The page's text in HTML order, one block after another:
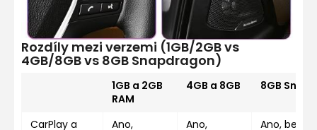
Rozdíly mezi verzemi (1GB/2GB vs
4GB/8GB vs 8GB Snapdragon)
1GB a 2GB
RAM
4GB a 8GB 8GB
CarPlay a
Ano,
Ano,
Ano,